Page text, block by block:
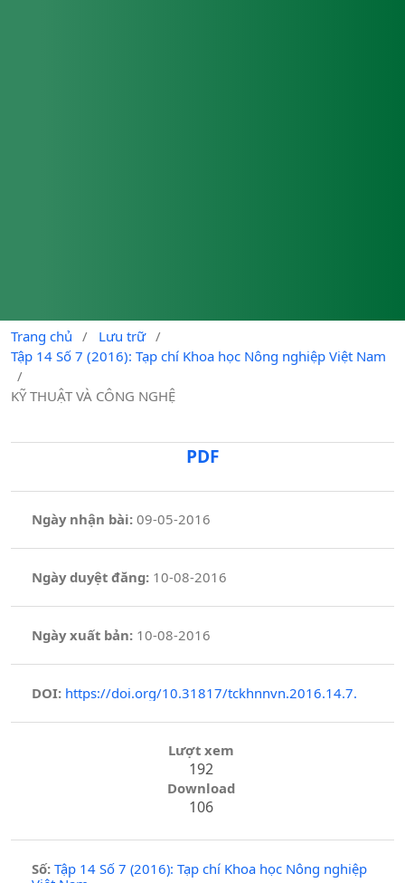
Trang chủ / Lưu trữ /
Tập 14 Số 7 (2016): Tạp chí Khoa học Nông nghiệp Việt Nam
/
KỸ THUẬT VÀ CÔNG NGHỆ
PDF
Ngày nhận bài: 09-05-2016
Ngày duyệt đăng:10-08-2016
Ngày xuất bản: 10-08-2016
DOI: https://doi.org/10.31817/tckhnnvn.2016.14.7.
Lượt xem
192
Download
106
Số: Tập 14 Số 7 (2016): Tạp chí Khoa học Nông nghiệp